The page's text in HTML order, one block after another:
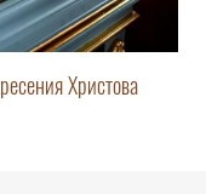
Христова